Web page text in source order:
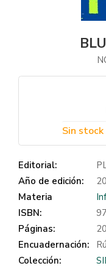
Sin
Editorial:
Año de edición:
Materia
ISBN:
Páginas:
Encuadernación:
Colección: